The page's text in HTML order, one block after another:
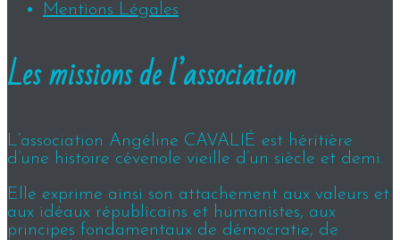
Mentions Légales
Les missions de l’association
L’association Angéline CAVALIÉ est héritière
d’une histoire cévenole vieille d’un siècle et demi.
Elle exprime ainsi son attachement aux valeurs et
aux idéaux républicains et humanistes, aux
principes fondamentaux de démocratie, de